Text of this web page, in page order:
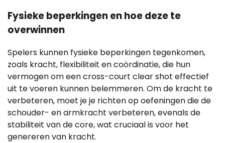
Fysieke beperkingen en hoe deze te
overwinnen
Spelers kunnen fysieke beperkingen tegenkomen,
zoals kracht, flexibiliteit en coördinatie, die hun
vermogen om een cross-court clear shot effectief
uit te voeren kunnen belemmeren. Om de kracht te
verbeteren, moet je je richten op oefeningen die de
schouder- en armkracht verbeteren, evenals de
stabiliteit van de core, wat cruciaal is voor het
genereren van kracht.